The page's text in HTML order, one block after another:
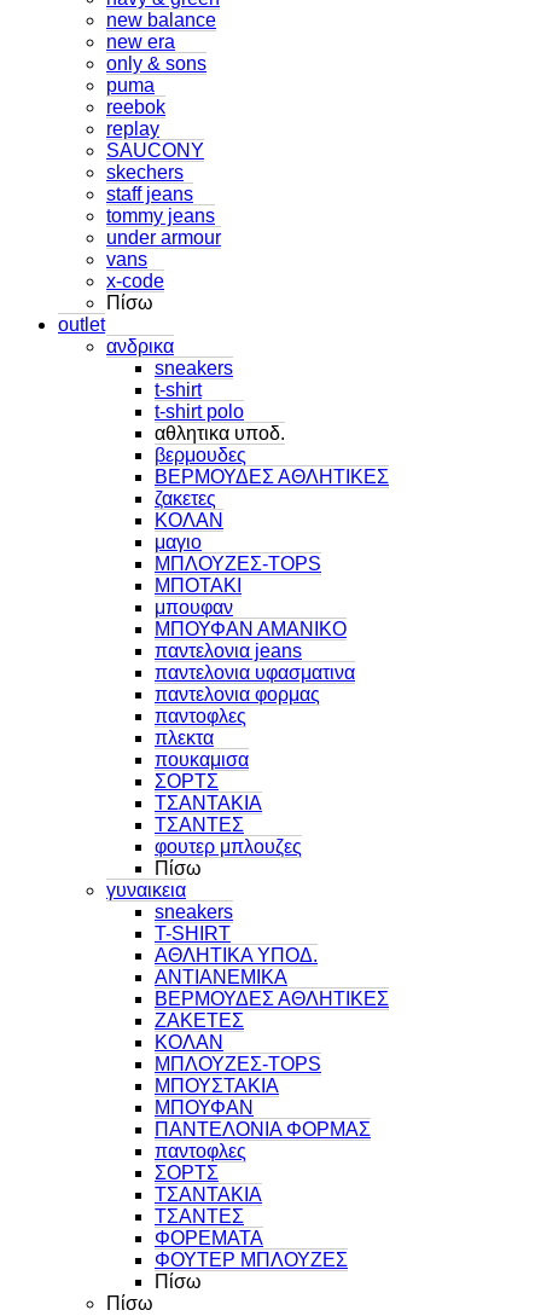
new balance
new era
only & sons
puma
reebok
replay
SAUCONY
skechers
staff jeans
tommy jeans
under armour
vans
x-code
Πίσω
outlet
ανδρικα
sneakers
t-shirt
t-shirt polo
αθλητικα υποδ.
βερμουδες
ΒΕΡΜΟΥΔΕΣ ΑΘΛΗΤΙΚΕΣ
ζακετες
ΚΟΛΑΝ
μαγιο
ΜΠΛΟΥΖΕΣ-TOPS
ΜΠΟΤΑΚΙ
μπουφαν
ΜΠΟΥΦΑΝ ΑΜΑΝΙΚΟ
παντελονια jeans
παντελονια υφασματινα
παντελονια φορμας
παντοφλες
πλεκτα
πουκαμισα
ΣΟΡΤΣ
ΤΣΑΝΤΑΚΙΑ
ΤΣΑΝΤΕΣ
φουτερ μπλουζες
Πίσω
γυναικεια
sneakers
T-SHIRT
ΑΘΛΗΤΙΚΑ ΥΠΟΔ.
ΑΝΤΙΑΝΕΜΙΚΑ
ΒΕΡΜΟΥΔΕΣ ΑΘΛΗΤΙΚΕΣ
ΖΑΚΕΤΕΣ
ΚΟΛΑΝ
ΜΠΛΟΥΖΕΣ-TOPS
ΜΠΟΥΣΤΑΚΙΑ
ΜΠΟΥΦΑΝ
ΠΑΝΤΕΛΟΝΙΑ ΦΟΡΜΑΣ
παντοφλες
ΣΟΡΤΣ
ΤΣΑΝΤΑΚΙΑ
ΤΣΑΝΤΕΣ
ΦΟΡΕΜΑΤΑ
ΦΟΥΤΕΡ ΜΠΛΟΥΖΕΣ
Πίσω
Πίσω